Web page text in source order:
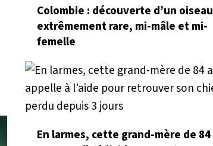
Colombie : découverte d’un oiseau
extrêmement rare, mi-mâle et mi-
femelle
En larmes, cette grand-mère de 84